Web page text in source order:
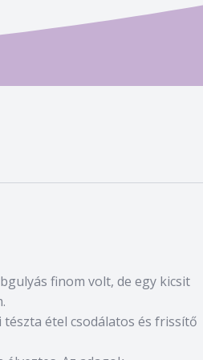
finom volt, de egy kicsit
étel csodálatos és frissítő